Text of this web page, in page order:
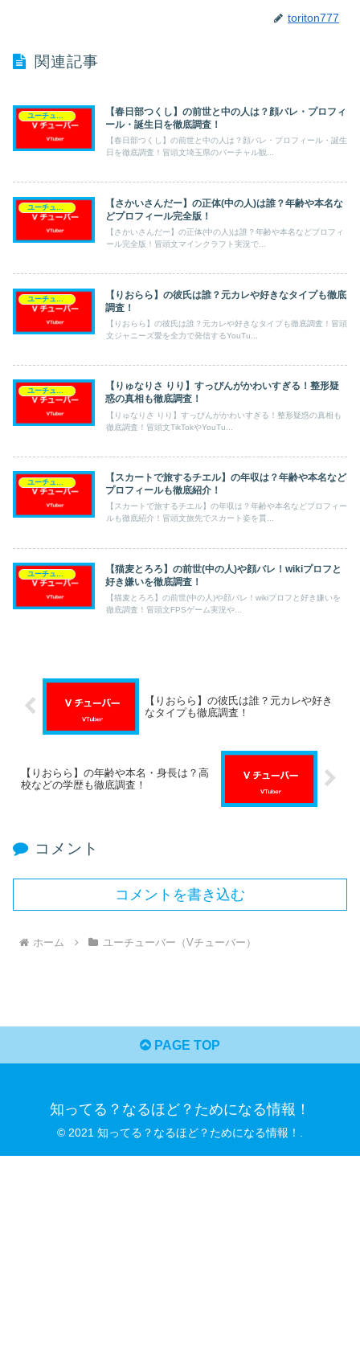
toriton777
関連記事
【春日部つくし】の前世と中の人は？顔バレ・プロフィ
ール・誕生日を徹底調査！
【春日部つくし】の前世と中の人は？顔バレ・プロフィール・誕生
日を徹底調査！冒頭文埼玉県のバーチャル観...
【さかいさんだー】の正体(中の人)は誰？年齢や本名な
どプロフィール完全版！
【さかいさんだー】の正体(中の人)は誰？年齢や本名などプロフィ
ール完全版！冒頭文マインクラフト実況で...
【りおらら】の彼氏は誰？元カレや好きなタイプも徹底
調査！
【りおらら】の彼氏は誰？元カレや好きなタイプも徹底調査！冒頭
文ジャニーズ愛を全力で発信するYouTu...
【りゅなりさ りり】すっぴんがかわいすぎる！整形疑
惑の真相も徹底調査！
【りゅなりさ りり】すっぴんがかわいすぎる！整形疑惑の真相も
徹底調査！冒頭文TikTokやYouTu...
【スカートで旅するチエル】の年収は？年齢や本名など
プロフィールも徹底紹介！
【スカートで旅するチエル】の年収は？年齢や本名などプロフィー
ルも徹底紹介！冒頭文旅先でスカート姿を貫...
【猫麦とろろ】の前世(中の人)や顔バレ！wikiプロフと
好き嫌いを徹底調査！
【猫麦とろろ】の前世(中の人)や顔バレ！wikiプロフと好き嫌いを
徹底調査！冒頭文FPSゲーム実況や...
【りおらら】の彼氏は誰？元カレや好き
なタイプも徹底調査！
【りおらら】の年齢や本名・身長は？高
校などの学歴も徹底調査！
コメント
コメントを書き込む
ホーム ユーチューバー（Vチューバー）
PAGE TOP
知ってる？なるほど？ためになる情報！
© 2021 知ってる？なるほど？ためになる情報！.